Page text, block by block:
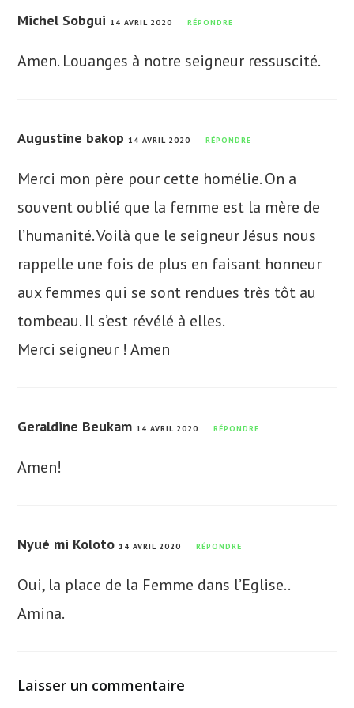
Michel Sobgui 14 AVRIL 2020 RÉPONDRE
Amen. Louanges à notre seigneur ressuscité.
Augustine bakop 14 AVRIL 2020 RÉPONDRE
Merci mon père pour cette homélie. On a
souvent oublié que la femme est la mère de
l’humanité. Voilà que le seigneur Jésus nous
rappelle une fois de plus en faisant honneur
aux femmes qui se sont rendues très tôt au
tombeau. Il s’est révélé à elles.
Merci seigneur ! Amen
Geraldine Beukam 14 AVRIL 2020 RÉPONDRE
Amen!
Nyué mi Koloto 14 AVRIL 2020 RÉPONDRE
Oui, la place de la Femme dans l’Eglise..
Amina.
Laisser un commentaire